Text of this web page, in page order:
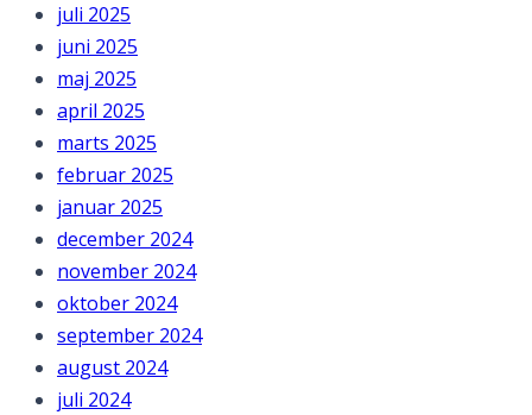
juli 2025
juni 2025
maj 2025
april 2025
marts 2025
februar 2025
januar 2025
december 2024
november 2024
oktober 2024
september 2024
august 2024
juli 2024